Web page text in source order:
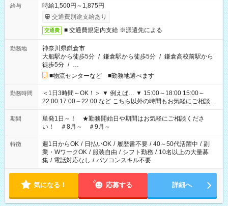
給与
時給1,500円～1,875円
交通費別途支給あり
交通費 ■ 交通費規定内支給 ※派遣先による
勤務地
神奈川県鎌倉市
大船駅から徒歩5分 / 鎌倉駅から徒歩5分 / 鎌倉高校前駅から
徒歩5分 / …
■物流センターなど ■勤務地選べます
勤務時間
＜1日3時間～OK！＞ ▼ 例えば… ▼ 15:00～18:00 15:00～
22:00 17:00～22:00 など こちら以外の時間もお気軽にご相談く
ださい！
期間
単発1日～！ ★勤務開始日や期間はお気軽にご相談くださ
い！ ＃8月～ ＃9月～
特徴 週1日からOK / 日払いOK / 履歴書不要 / 40～50代活躍中 / 副
業・WワークOK / 服装自由 / シフト勤務 / 10名以上の大量募
集 / 電話対応なし / パソコンスキル不要
気になる！ 応募する 詳細へ